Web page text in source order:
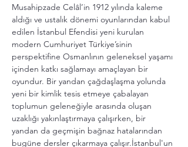
Musahipzade Celâl’in 1912 yılında kaleme
aldığı ve ustalık dönemi oyunlarından kabul
edilen İstanbul Efendisi yeni kurulan
modern Cumhuriyet Türkiye’sinin
perspektifine Osmanlının geleneksel yaşamı
içinden katkı sağlamayı amaçlayan bir
oyundur. Bir yandan çağdaşlaşma yolunda
yeni bir kimlik tesis etmeye çabalayan
toplumun geleneğiyle arasında oluşan
uzaklığı yakınlaştırmaya çalışırken, bir
yandan da geçmişin bağnaz hatalarından
bugüne dersler çıkarmaya çalışır.İstanbul'un